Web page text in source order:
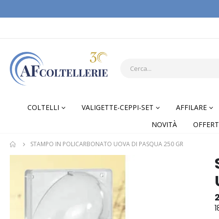
COLTELLI VALIGETTE-CEPPI-SET AFFILARE
NOVITÀ
STAMPO IN POLICARBONATO UOVA DI PASQUA 250 GR
end
Skip